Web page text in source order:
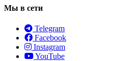
Мы в сети
Telegram
Facebook
Instagram
YouTube